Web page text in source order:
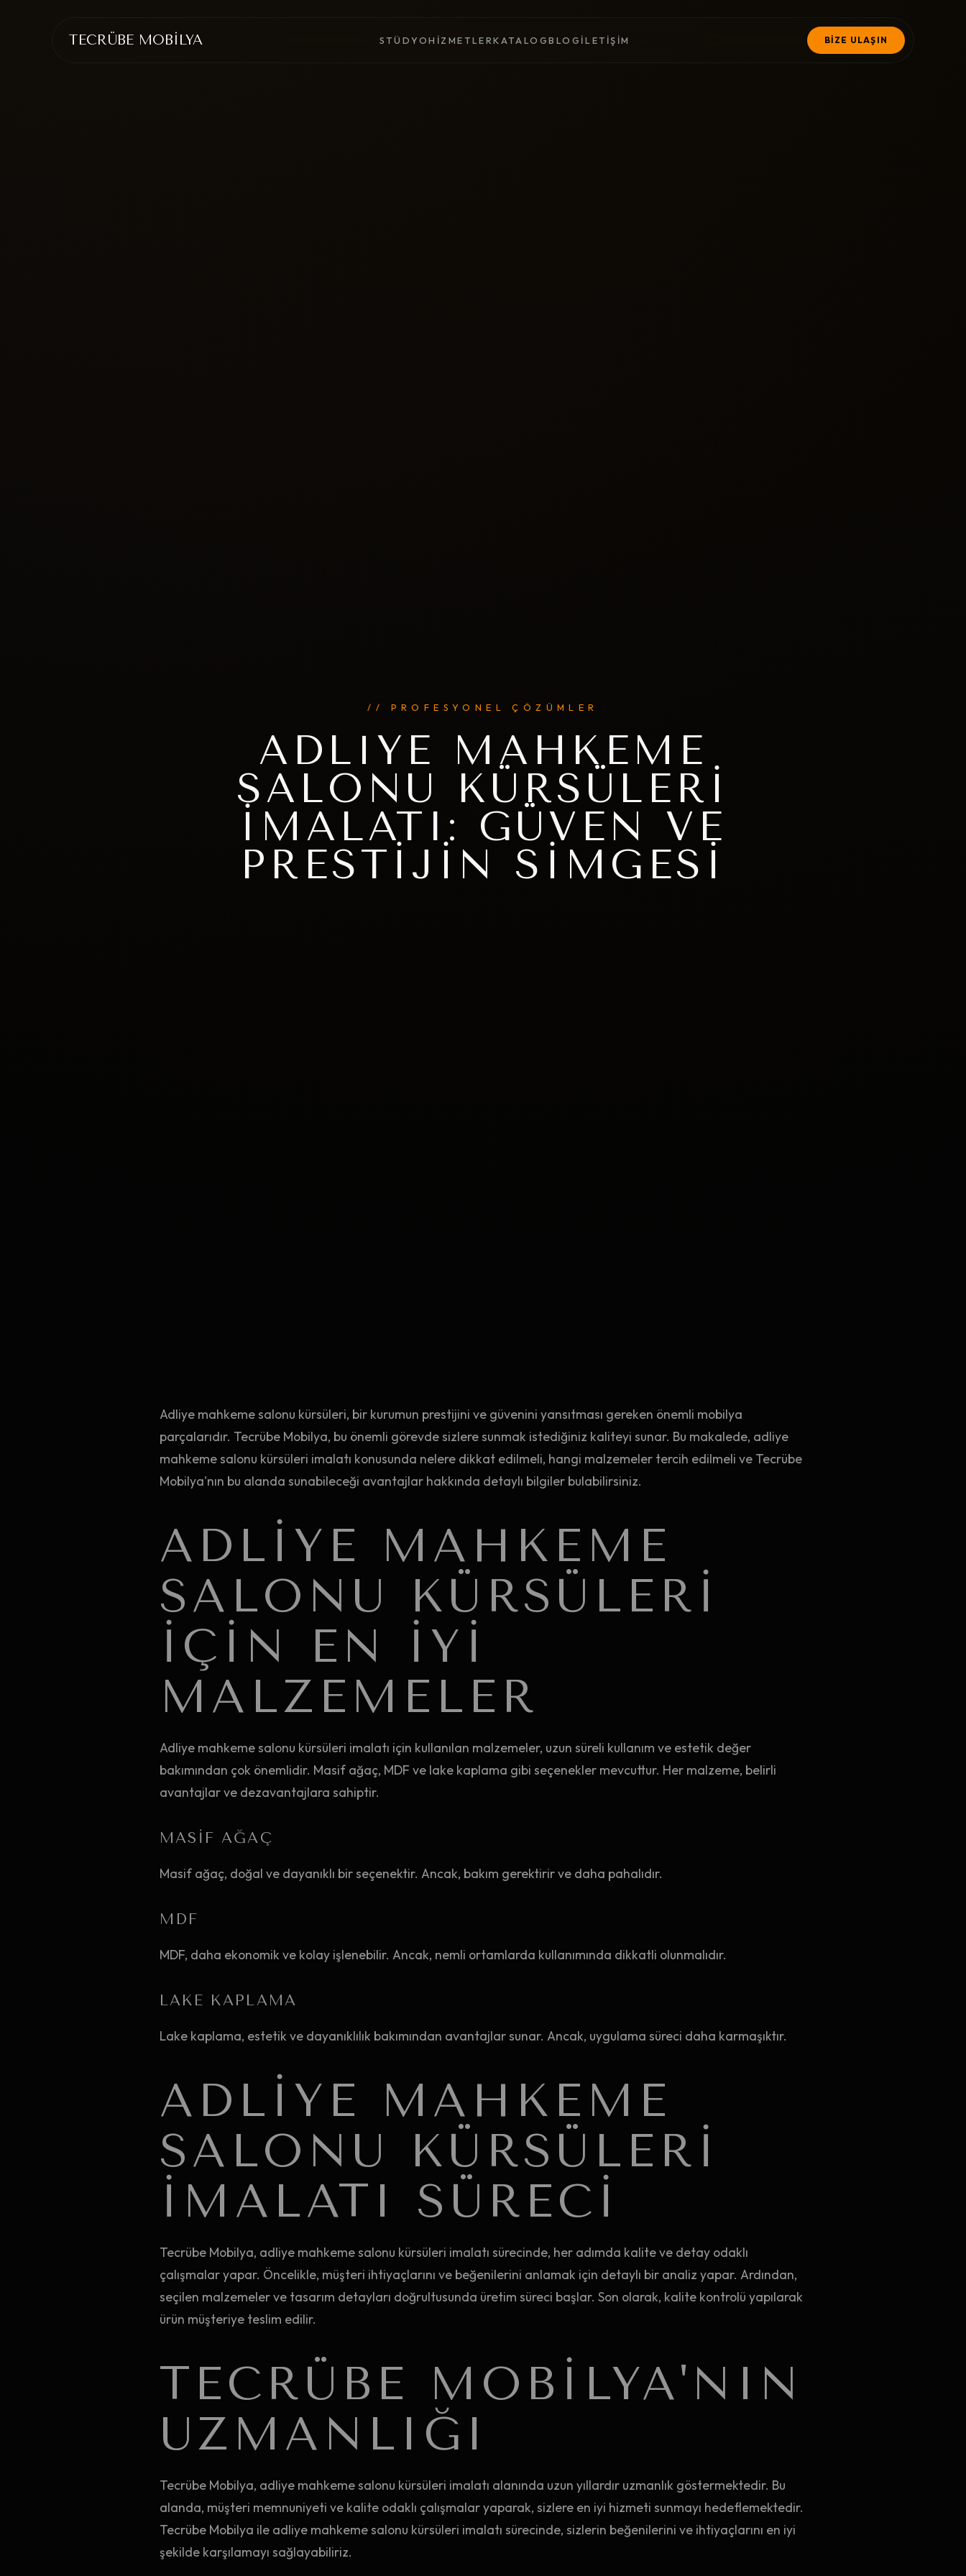
TECRÜBE MOBİLYA STÜDYOHIZMETLERKATALOGBLOG İLETIŞIM BİZE ULAŞIN
// PROFESYONEL ÇÖZÜMLER
ADLIYE MAHKEME
SALONU KÜRSÜLERI
İMALATI: GÜVEN VE
PRESTIJIN SIMGESI
Adliye mahkeme salonu kürsüleri, bir kurumun prestijini ve güvenini yansıtması gereken önemli mobilya
parçalarıdır. Tecrübe Mobilya, bu önemli görevde sizlere sunmak istediğiniz kaliteyi sunar. Bu makalede, adliye
mahkeme salonu kürsüleri imalatı konusunda nelere dikkat edilmeli, hangi malzemeler tercih edilmeli ve Tecrübe
Mobilya'nın bu alanda sunabileceği avantajlar hakkında detaylı bilgiler bulabilirsiniz.
ADLIYE MAHKEME
SALONU KÜRSÜLERI
İÇIN EN İYI
MALZEMELER
Adliye mahkeme salonu kürsüleri imalatı için kullanılan malzemeler, uzun süreli kullanım ve estetik değer
bakımından çok önemlidir. Masif ağaç, MDF ve lake kaplama gibi seçenekler mevcuttur. Her malzeme, belirli
avantajlar ve dezavantajlara sahiptir.
MASIF AĞAÇ
Masif ağaç, doğal ve dayanıklı bir seçenektir. Ancak, bakım gerektirir ve daha pahalıdır.
MDF
MDF, daha ekonomik ve kolay işlenebilir. Ancak, nemli ortamlarda kullanımında dikkatli olunmalıdır.
LAKE KAPLAMA
Lake kaplama, estetik ve dayanıklılık bakımından avantajlar sunar. Ancak, uygulama süreci daha karmaşıktır.
ADLIYE MAHKEME
SALONU KÜRSÜLERI
İMALATI SÜRECI
Tecrübe Mobilya, adliye mahkeme salonu kürsüleri imalatı sürecinde, her adımda kalite ve detay odaklı
çalışmalar yapar. Öncelikle, müşteri ihtiyaçlarını ve beğenilerini anlamak için detaylı bir analiz yapar. Ardından,
seçilen malzemeler ve tasarım detayları doğrultusunda üretim süreci başlar. Son olarak, kalite kontrolü yapılarak
ürün müşteriye teslim edilir.
TECRÜBE MOBILYA'NIN
UZMANLIĞI
Tecrübe Mobilya, adliye mahkeme salonu kürsüleri imalatı alanında uzun yıllardır uzmanlık göstermektedir. Bu
alanda, müşteri memnuniyeti ve kalite odaklı çalışmalar yaparak, sizlere en iyi hizmeti sunmayı hedeflemektedir.
Tecrübe Mobilya ile adliye mahkeme salonu kürsüleri imalatı sürecinde, sizlerin beğenilerini ve ihtiyaçlarını en iyi
şekilde karşılamayı sağlayabiliriz.